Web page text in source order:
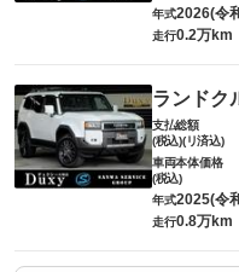
年式2026(令
走行0.2万km
ランドク
支払総額
(税込)(リ済込)
車両本体価格
(税込)
年式2025(令
走行0.8万km